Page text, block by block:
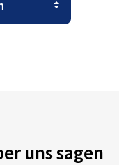
uns sagen